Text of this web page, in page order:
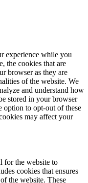
experience while you
the cookies that are
browser as they are
of the website. We
and understand how
stored in your browser
option to opt-out of these
may affect your
for the website to
cookies that ensures
the website. These